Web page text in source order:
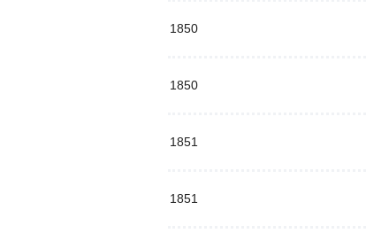
1850
1850
1851
1851